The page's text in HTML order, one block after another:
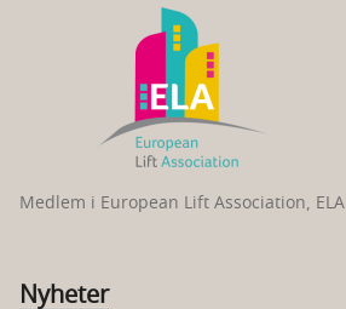
Medlem i European Lift Association, ELA
Nyheter